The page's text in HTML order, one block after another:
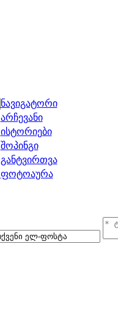
ნავიგატორი
არჩევანი
ისტორიები
შოპინგი
განტვირთვა
ფოტოაურა